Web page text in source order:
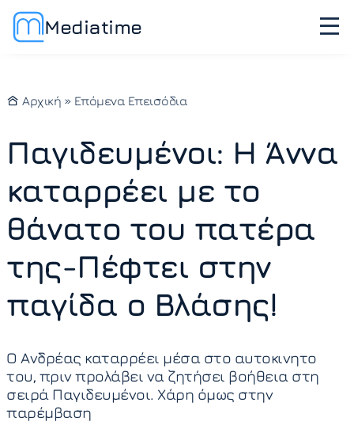
Mediatime
Αρχική » Επόμενα Επεισόδια
Παγιδευμένοι: Η Άννα
καταρρέει με το
θάνατο του πατέρα
της-Πέφτει στην
παγίδα ο Βλάσης!
Ο Ανδρέας καταρρέει μέσα στο αυτοκινητο
του, πριν προλάβει να ζητήσει βοήθεια στη
σειρά Παγιδευμένοι. Χάρη όμως στην
παρέμβαση